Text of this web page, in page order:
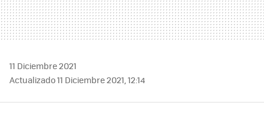
11 Diciembre 2021
Actualizado 11 Diciembre 2021, 12:14